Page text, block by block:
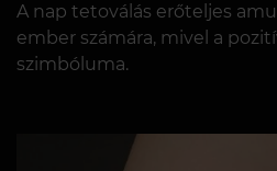
A nap tetoválás erőteljes
ember számára, mivel a
szimbóluma.